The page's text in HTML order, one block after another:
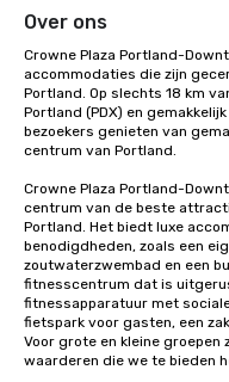
Over ons
Crowne Plaza Portland-
accommodaties die zijn
Portland. Op slechts 18 km
Portland (PDX) en
bezoekers genieten van
centrum van Portland.
Crowne Plaza Portland-
centrum van de beste
Portland. Het biedt luxe
benodigdheden, zoals een
zoutwaterzwembad en een
fitnesscentrum dat is
fitnessapparatuur met
fietspark voor gasten, een
Voor grote en kleine groepen
waarderen die we te bieden